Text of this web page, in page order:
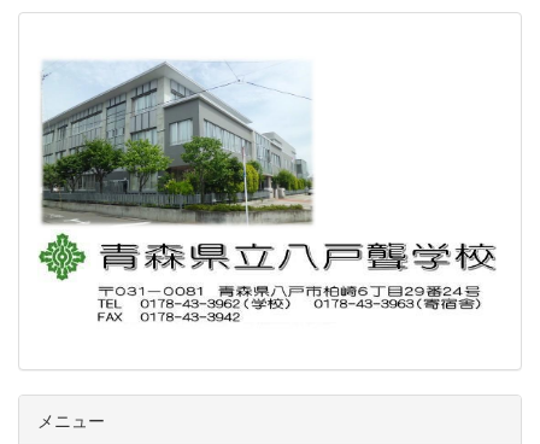
メニュー